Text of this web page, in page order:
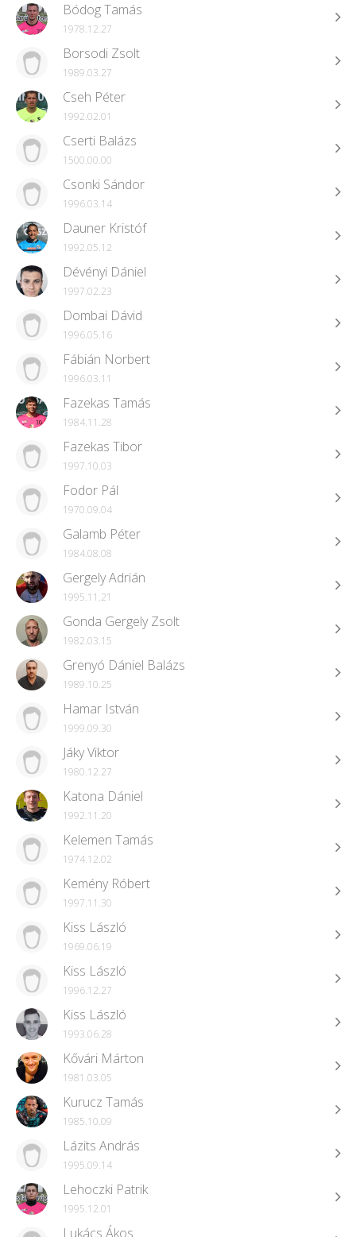
Bódog Tamás
1978.12.27
Borsodi Zsolt
1989.03.27
Cseh Péter
1992.02.01
Cserti Balázs
1500.00.00
Csonki Sándor
1996.03.14
Dauner Kristóf
1992.05.12
Dévényi Dániel
1997.02.23
Dombai Dávid
1996.05.16
Fábián Norbert
1996.03.11
Fazekas Tamás
1984.11.28
Fazekas Tibor
1997.10.03
Fodor Pál
1970.09.04
Galamb Péter
1984.08.08
Gergely Adrián
1995.11.21
Gonda Gergely Zsolt
1982.03.15
Grenyó Dániel Balázs
1989.10.25
Hamar István
1999.09.30
Jáky Viktor
1980.12.27
Katona Dániel
1992.11.20
Kelemen Tamás
1974.12.02
Kemény Róbert
1997.11.30
Kiss László
1969.06.19
Kiss László
1996.12.27
Kiss László
1993.06.28
Kővári Márton
1981.03.05
Kurucz Tamás
1985.10.09
Lázits András
1995.09.14
Lehoczki Patrik
1995.12.01
Lukács Ákos